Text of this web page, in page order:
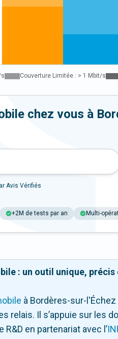
s Couverture Limitée : > 1 Mbit/s
chez vous à
Avis Vérifiés
+2M de tests par an Multi-
: un outil unique,
à Bordères-sur-l'Échez
relais. Il s’appuie sur les
en partenariat avec l ’